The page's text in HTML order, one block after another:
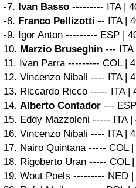
-7. Ivan Basso --------- ITA |
-8. Franco Pellizotti -- ITA |
-9. Igor Anton --------- ESP |
10. Marzio Bruseghin --- ITA
11. Ivan Parra --------- COL |
12. Vincenzo Nibali ---- ITA |
13. Riccardo Ricco ----- ITA |
14. Alberto Contador ---
15. Eddy Mazzoleni ----- ITA |
16. Vincenzo Nibali ---- ITA |
17. Nairo Quintana ----- COL
18. Rigoberto Uran ----- COL
19. Wout Poels --------- NED |